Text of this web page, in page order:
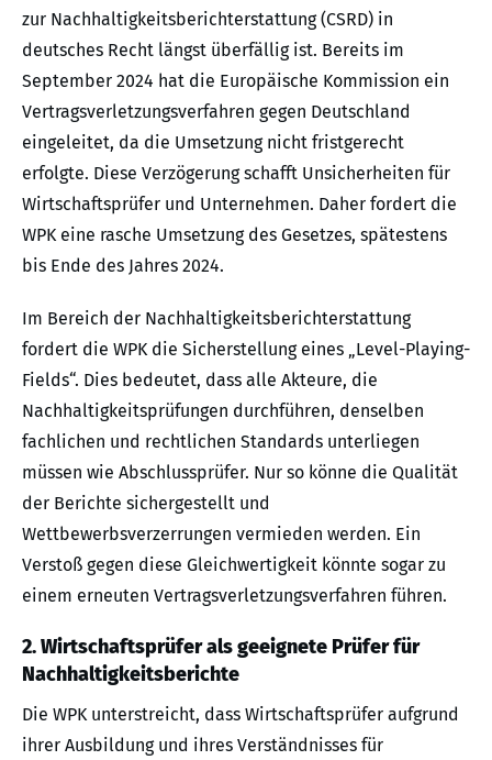
zur Nachhaltigkeitsberichterstattung (CSRD) in
deutsches Recht längst überfällig ist. Bereits im
September 2024 hat die Europäische Kommission ein
Vertragsverletzungsverfahren gegen Deutschland
eingeleitet, da die Umsetzung nicht fristgerecht
erfolgte. Diese Verzögerung schafft Unsicherheiten für
Wirtschaftsprüfer und Unternehmen. Daher fordert die
WPK eine rasche Umsetzung des Gesetzes, spätestens
bis Ende des Jahres 2024.
Im Bereich der Nachhaltigkeitsberichterstattung
fordert die WPK die Sicherstellung eines „Level-Playing-
Fields“. Dies bedeutet, dass alle Akteure, die
Nachhaltigkeitsprüfungen durchführen, denselben
fachlichen und rechtlichen Standards unterliegen
müssen wie Abschlussprüfer. Nur so könne die Qualität
der Berichte sichergestellt und
Wettbewerbsverzerrungen vermieden werden. Ein
Verstoß gegen diese Gleichwertigkeit könnte sogar zu
einem erneuten Vertragsverletzungsverfahren führen.
2. Wirtschaftsprüfer als geeignete Prüfer für
Nachhaltigkeitsberichte
Die WPK unterstreicht, dass Wirtschaftsprüfer aufgrund
ihrer Ausbildung und ihres Verständnisses für